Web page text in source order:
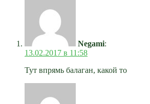
Negami:
13.02.2017 в 11:58
Тут впрямь балаган, какой то